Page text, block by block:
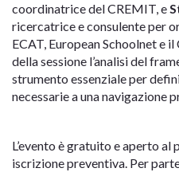
coordinatrice del CREMIT, e
ricercatrice e consulente per
ECAT, European Schoolnet e
della sessione l’analisi del
strumento essenziale per
necessarie a una navigazione
L’evento è gratuito e aperto
iscrizione preventiva. Per